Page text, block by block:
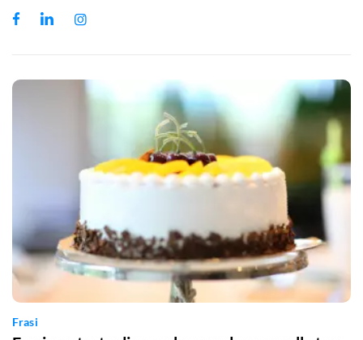
FacebookLinkedInInstagram
Frasi